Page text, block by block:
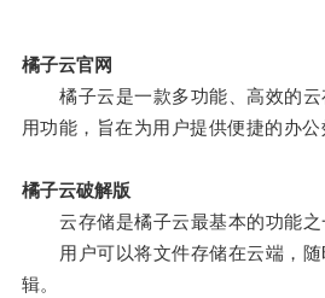
橘子云官网
橘子云是一款多功能、高效的云
用功能，旨在为用户提供便捷的办公
橘子云破解版
云存储是橘子云最基本的功能之
用户可以将文件存储在云端，随
辑。